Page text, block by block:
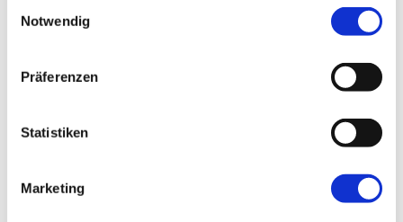
Notwendig
Präferenzen
Statistiken
Marketing
On-Prem · 100+ Connectors · Observable RAG
Demo buchen →